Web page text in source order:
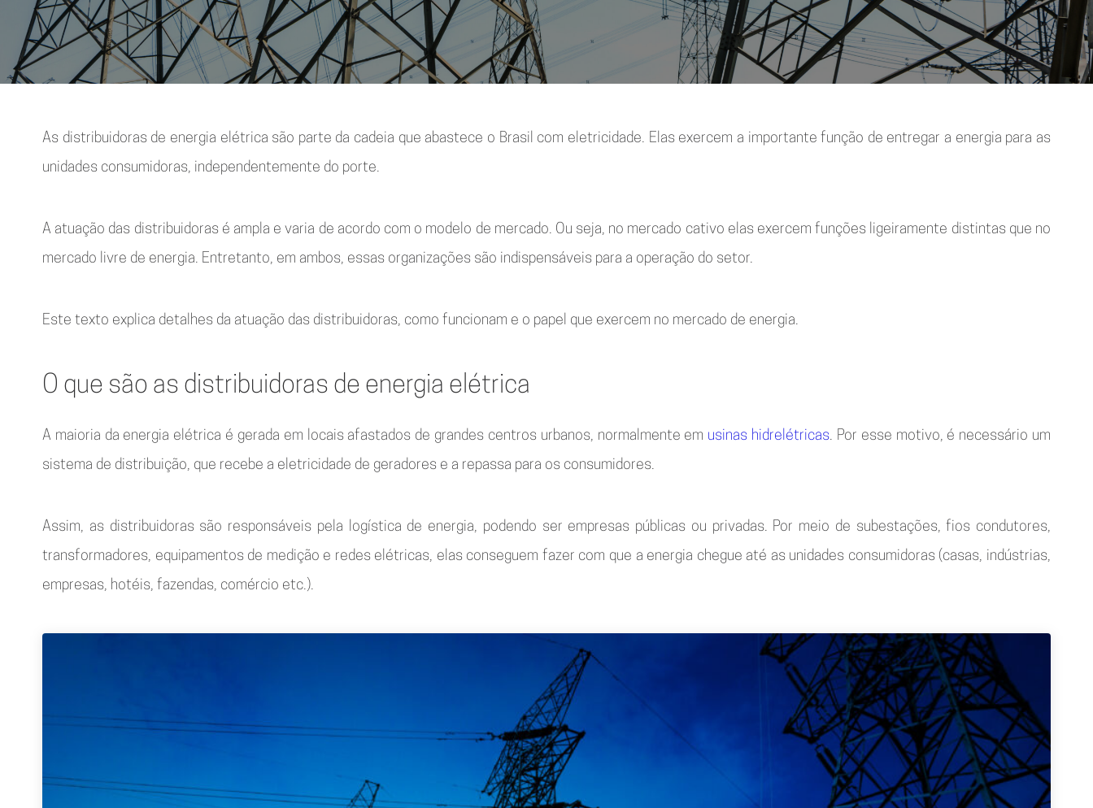
As distribuidoras de energia elétrica são parte da cadeia que abastece o Brasil com eletricidade. Elas exercem a importante função de entregar a energia para as
unidades consumidoras, independentemente do porte.
A atuação das distribuidoras é ampla e varia de acordo com o modelo de mercado. Ou seja, no mercado cativo elas exercem funções ligeiramente distintas que no
mercado livre de energia. Entretanto, em ambos, essas organizações são indispensáveis para a operação do setor.
Este texto explica detalhes da atuação das distribuidoras, como funcionam e o papel que exercem no mercado de energia.
O que são as distribuidoras de energia elétrica
A maioria da energia elétrica é gerada em locais afastados de grandes centros urbanos, normalmente em usinas hidrelétricas. Por esse motivo, é necessário um
sistema de distribuição, que recebe a eletricidade de geradores e a repassa para os consumidores.
Assim, as distribuidoras são responsáveis pela logística de energia, podendo ser empresas públicas ou privadas. Por meio de subestações, fios condutores,
transformadores, equipamentos de medição e redes elétricas, elas conseguem fazer com que a energia chegue até as unidades consumidoras (casas, indústrias,
empresas, hotéis, fazendas, comércio etc.).